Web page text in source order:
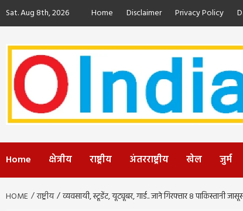
Skip
toSat. Aug 8th, 2026 Home Disclaimer Privacy Policy
Home क्षेत्रीय राष्ट्रीय अंतरराष्ट्रीय खेल जुर्म
HOME राष्ट्रीय व्यवसायी, स्टूडेंट, यूट्यूबर, गार्ड.. जाने गिरफ्तार 8 पाकिस्तानी